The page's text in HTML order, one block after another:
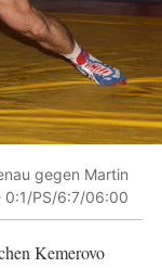
gegen Martin
0:1/PS/6:7/06:00
Kemerovo